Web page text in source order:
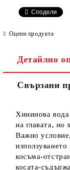
Ние ще се
Сподели
Оцени продукта
Детайлно
Свързани
Хининова вода
на главата, но
Важно
косъма-
косата-